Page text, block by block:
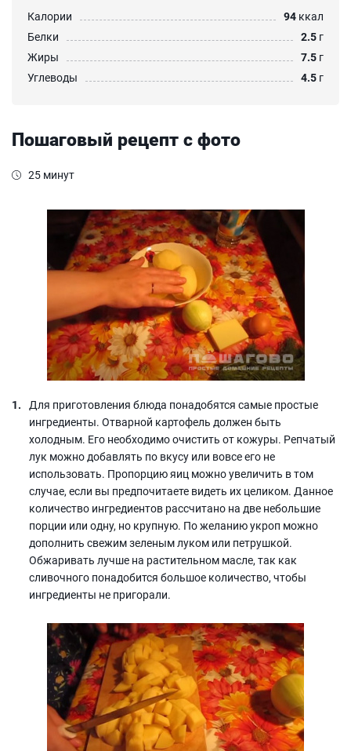
Калории
94 ккал
Белки
2.5 г
Жиры
7.5 г
Углеводы
4.5 г
Пошаговый рецепт с фото
25 минут
Для приготовления блюда понадобятся самые простые
ингредиенты. Отварной картофель должен быть
холодным. Его необходимо очистить от кожуры. Репчатый
лук можно добавлять по вкусу или вовсе его не
использовать. Пропорцию яиц можно увеличить в том
случае, если вы предпочитаете видеть их целиком. Данное
количество ингредиентов рассчитано на две небольшие
порции или одну, но крупную. По желанию укроп можно
дополнить свежим зеленым луком или петрушкой.
Обжаривать лучше на растительном масле, так как
сливочного понадобится большое количество, чтобы
ингредиенты не пригорали.